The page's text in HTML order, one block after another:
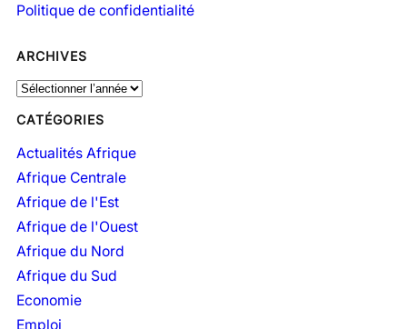
Politique de confidentialité
ARCHIVES
A
c
h
v
CATÉGORIES
Actualités Afrique
Afrique Centrale
Afrique de l'Est
Afrique de l'Ouest
Afrique du Nord
Afrique du Sud
Economie
Emploi